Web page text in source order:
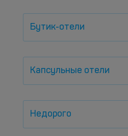
Бутик-отели
Капсульные отели
Недорого